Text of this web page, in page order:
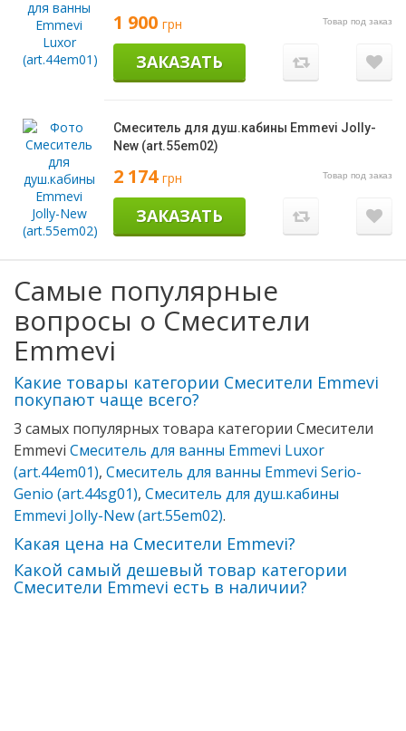
1 900 грн Товар под заказ
ЗАКАЗАТЬ
Смеситель для душ.кабины Emmevi Jolly-
New (art.55em02)
2 174 грн Товар под заказ
ЗАКАЗАТЬ
Самые популярные
вопросы о Смесители
Emmevi
Какие товары категории Смесители Emmevi
покупают чаще всего?
3 самых популярных товара категории Смесители
Emmevi Смеситель для ванны Emmevi Luxor
(art.44em01), Смеситель для ванны Emmevi Serio-
Genio (art.44sg01), Смеситель для душ.кабины
Emmevi Jolly-New (art.55em02).
Какая цена на Смесители Emmevi?
Какой самый дешевый товар категории
Смесители Emmevi есть в наличии?